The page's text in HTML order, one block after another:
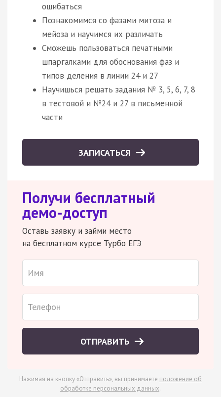
ошибаться
Познакомимся со фазами митоза и
мейоза и научимся их различать
Сможешь пользоваться печатными
шпаргалками для обоснования фаз и
типов деления в линии 24 и 27
Научишься решать задания № 3, 5, 6, 7, 8
в тестовой и №24 и 27 в письменной
части
ЗАПИСАТЬСЯ
Получи бесплатный
демо-доступ
Оставь заявку и займи место
на бесплатном курсе Турбо ЕГЭ
ОТПРАВИТЬ
Нажимая на кнопку «Отправить», вы принимаете положение об
обработке персональных данных.